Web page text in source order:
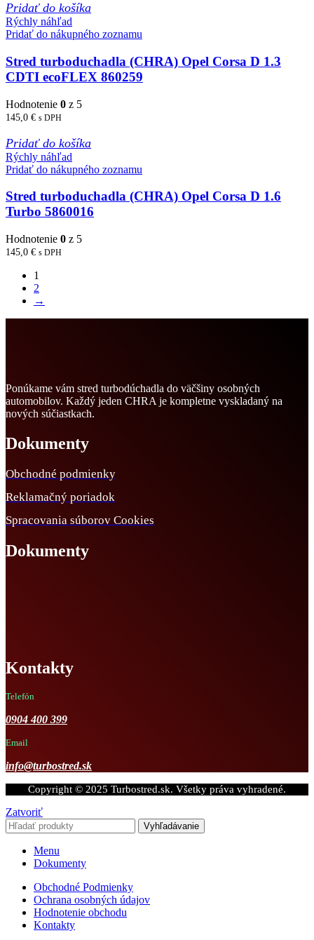
Pridať do košíka
Rýchly náhľad
Pridať do nákupného zoznamu
Stred turboduchadla (CHRA) Opel Corsa D 1.3
CDTI ecoFLEX 860259
Hodnotenie 0 z 5
145,0 € s DPH
Pridať do košíka
Rýchly náhľad
Pridať do nákupného zoznamu
Stred turboduchadla (CHRA) Opel Corsa D 1.6
Turbo 5860016
Hodnotenie 0 z 5
145,0 € s DPH
1
2
→
Ponúkame vám stred turbodúchadla do väčšiny osobných
automobilov. Každý jeden CHRA je kompletne vyskladaný na
nových súčiastkach.
Dokumenty
Obchodné podmienky
Reklamačný poriadok
Spracovania súborov Cookies
Dokumenty
Kontakty
Telefón
0904 400 399
Email
info@turbostred.sk
Copyright © 2025 Turbostred.sk. Všetky práva vyhradené.
Zatvoriť
Vyhľadávanie
Menu
Dokumenty
Obchodné Podmienky
Ochrana osobných údajov
Hodnotenie obchodu
Kontakty